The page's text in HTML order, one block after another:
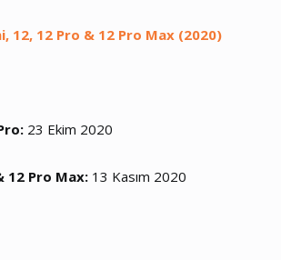
12, 12 Pro & 12 Pro Max (2020)
23 Ekim 2020
12 Pro Max: 13 Kasım 2020